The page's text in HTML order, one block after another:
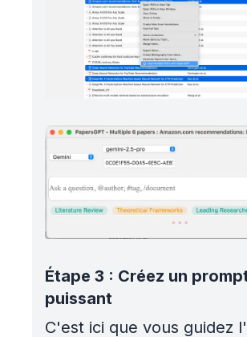
Étape 3 : Créez un
puissant
C'est ici que vous guidez